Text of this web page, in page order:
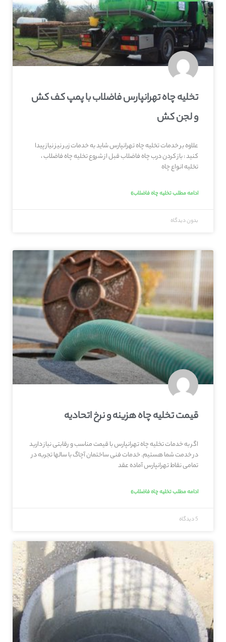
تخلیه چاه تهرانپارس فاضلاب با پمپ کف کش
و لجن کش
علاوه بر خدمات تخلیه چاه تهرانپارس شاید به خدمات زیر نیز نیاز پیدا
کنید : باز کردن درب چاه فاضلاب قبل از شروع تخلیه چاه فاضلاب ،
تخلیه انواع چاه
ادامه مطلب تخلیه چاه فاضلاب»
بدون دیدگاه
قیمت تخلیه چاه هزینه و نرخ اتحادیه
اگر به خدمات تخلیه چاه تهرانپارس با قیمت مناسب و رقابتی نیاز دارید
در خدمت شما هستیم. خدمات فنی ساختمان آچاگ با سالها تجربه در
تمامی نقاط تهرانپارس آماده عقد
ادامه مطلب تخلیه چاه فاضلاب»
5 دیدگاه